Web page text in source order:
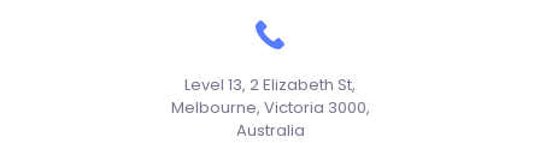
Level 13, 2 Elizabeth St,
Melbourne, Victoria 3000,
Australia